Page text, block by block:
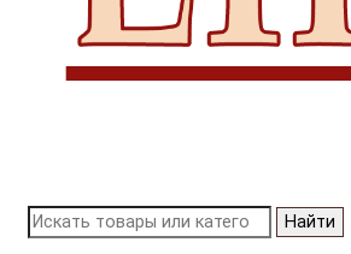
Найти